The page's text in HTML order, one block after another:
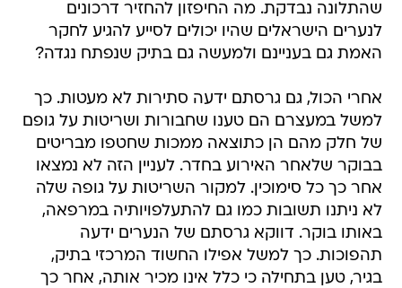
שהתלונה נבדקת. מה החיפזון להחזיר דרכונים
לנערים הישראלים שהיו יכולים לסייע להגיע לחקר
האמת גם בעניינם ולמעשה גם בתיק שנפתח נגדה?
אחרי הכול, גם גרסתם ידעה סתירות לא מעטות. כך
למשל במעצרם הם טענו שחבורות ושריטות על גופם
של חלק מהם הן כתוצאה ממכות שחטפו מבריטים
בבוקר שלאחר האירוע בחדר. לעניין הזה לא נמצאו
אחר כך כל סימוכין. למקור השריטות על גופה שלה
לא ניתנו תשובות כמו גם להתעלפויותיה במרפאה,
באותו בוקר. דווקא גרסתם של הנערים ידעה
תהפוכות. כך למשל אפילו החשוד המרכזי בתיק,
בגיר, טען בתחילה כי כלל אינו מכיר אותה, אחר כך